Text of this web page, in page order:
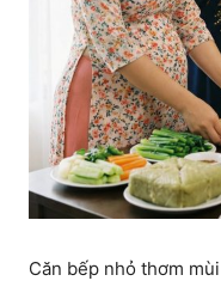
Căn bếp nhỏ thơm